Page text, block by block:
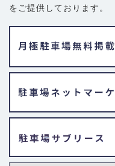
をご提供しております。